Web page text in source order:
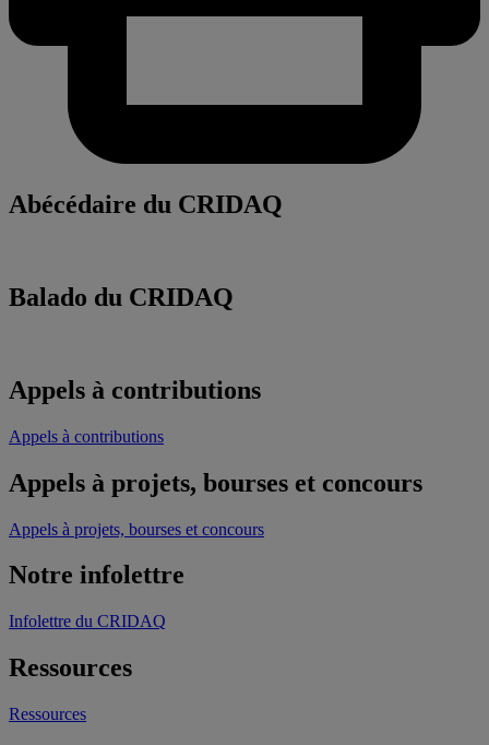
Abécédaire du CRIDAQ
Balado du CRIDAQ
Appels à contributions
Appels à contributions
Appels à projets, bourses et concours
Appels à projets, bourses et concours
Notre infolettre
Infolettre du CRIDAQ
Ressources
Ressources